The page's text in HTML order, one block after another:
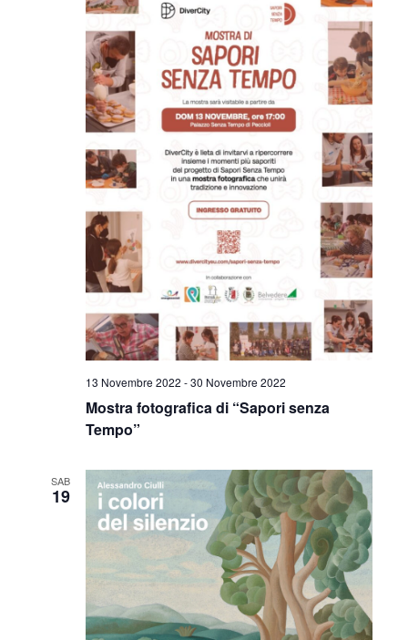
13 Novembre 2022 -30 Novembre 2022
Mostra fotografica di “Sapori senza
Tempo”
SAB
19